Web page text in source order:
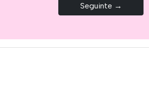
Seguinte →